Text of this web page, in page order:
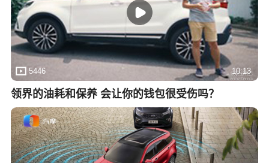
5446 10:13
领界的油耗和保养 会让你的钱包很受伤吗？